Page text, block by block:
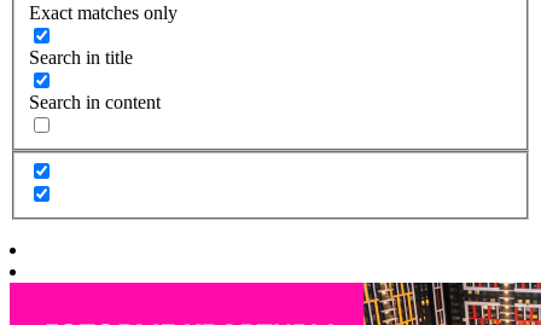
Exact matches only
Search in title
Search in content